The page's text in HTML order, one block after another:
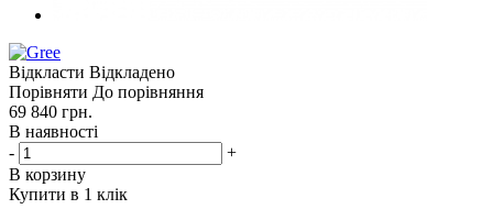
Відкласти Відкладено
Порівняти До порівняння
69 840 грн.
В наявності
-
+
В корзину
Купити в 1 клік